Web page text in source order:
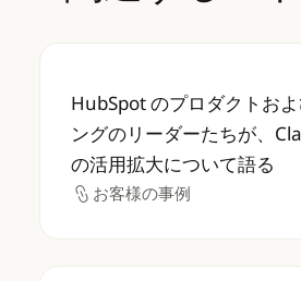
HubSpot のプロダクト
HubSpot のプロダクトお
ングのリーダーたちが、
の活用拡大について語る
お客様の事例
お客様の事例